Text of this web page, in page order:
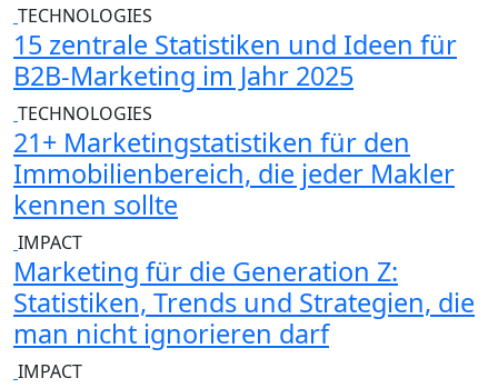
TECHNOLOGIES
15 zentrale Statistiken und Ideen für
B2B-Marketing im Jahr 2025
TECHNOLOGIES
21+ Marketingstatistiken für den
Immobilienbereich, die jeder Makler
kennen sollte
IMPACT
Marketing für die Generation Z:
Statistiken, Trends und Strategien, die
man nicht ignorieren darf
IMPACT